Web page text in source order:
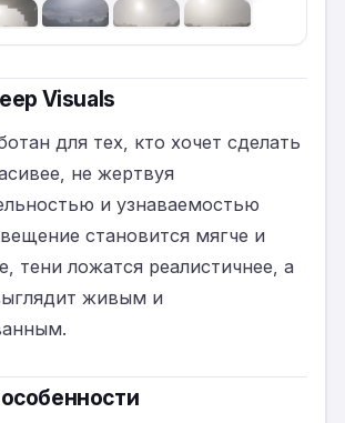
Visuals
для тех, кто хочет сделать
не жертвуя
и узнаваемостью
становится мягче и
тени ложатся реалистичнее, а
живым и